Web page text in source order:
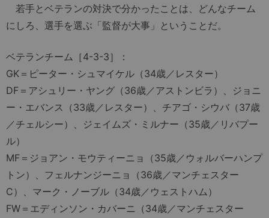
若手とベテランの対決で分かったことは、どんなチーム
にしろ、選手を選ぶ「監督が大事」ということだ。
ベテランチーム［4-3-3］：
GK＝ピーター・シュマイケル（34歳／レスター）
DF＝アシュリー・ヤング（36歳／アストンビラ）、ジョニ
ー・エバンス（33歳／レスター）、チアゴ・シウバ（37歳
／チェルシー）、ジェイムズ・ミルナー（35歳／リバプー
ル）
MF＝ジョアン・モウティーニョ（35歳／ウォルバーハンプ
トン）、フェルナンジーニョ（36歳／マンチェスター
C）、マーク・ノーブル（34歳／ウェストハム）
FW＝エディンソン・カバーニ（34歳／マンチェスター